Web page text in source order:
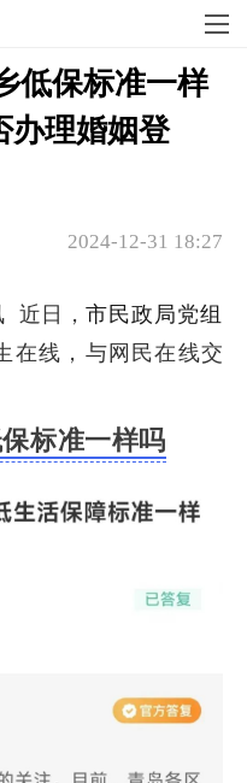
低保标准一样
办理婚姻登
2024-12-31 18:27
近日，市民政局党组
在线，与网民在线交
标准一样吗